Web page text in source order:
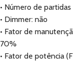
• Número de
• Dimmer: não
• Fator de
70%
• Fator de potência